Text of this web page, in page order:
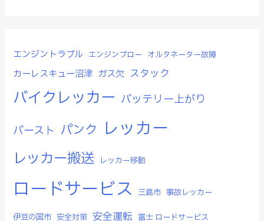
エンジントラブル エンジンブロー オルタネーター故障
カーレスキュー沼津 ガス欠 スタック
バイクレッカー バッテリー上がり
バースト パンク レッカー
レッカー搬送 レッカー移動
ロードサービス 三島市 事故レッカー
伊豆の国市 安全対策 安全運転 富士 ロードサービス